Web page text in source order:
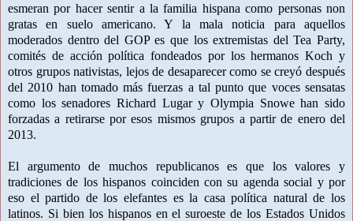
esmeran por hacer sentir a la familia hispana como personas non
gratas en suelo americano. Y la mala noticia para aquellos
moderados dentro del GOP es que los extremistas del Tea Party,
comités de acción política fondeados por los hermanos Koch y
otros grupos nativistas, lejos de desaparecer como se creyó después
del 2010 han tomado más fuerzas a tal punto que voces sensatas
como los senadores Richard Lugar y Olympia Snowe han sido
forzadas a retirarse por esos mismos grupos a partir de enero del
2013.
El argumento de muchos republicanos es que los valores y
tradiciones de los hispanos coinciden con su agenda social y por
eso el partido de los elefantes es la casa política natural de los
latinos. Si bien los hispanos en el suroeste de los Estados Unidos